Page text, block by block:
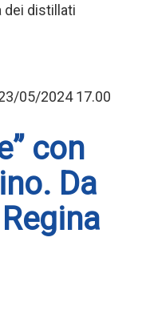
dei distillati
05/2024 17.00
con
Da